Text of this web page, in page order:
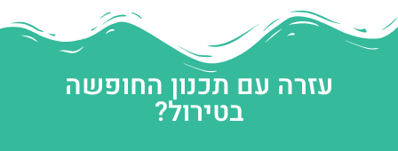
עזרה עם תכנון החופשה
בטירול?